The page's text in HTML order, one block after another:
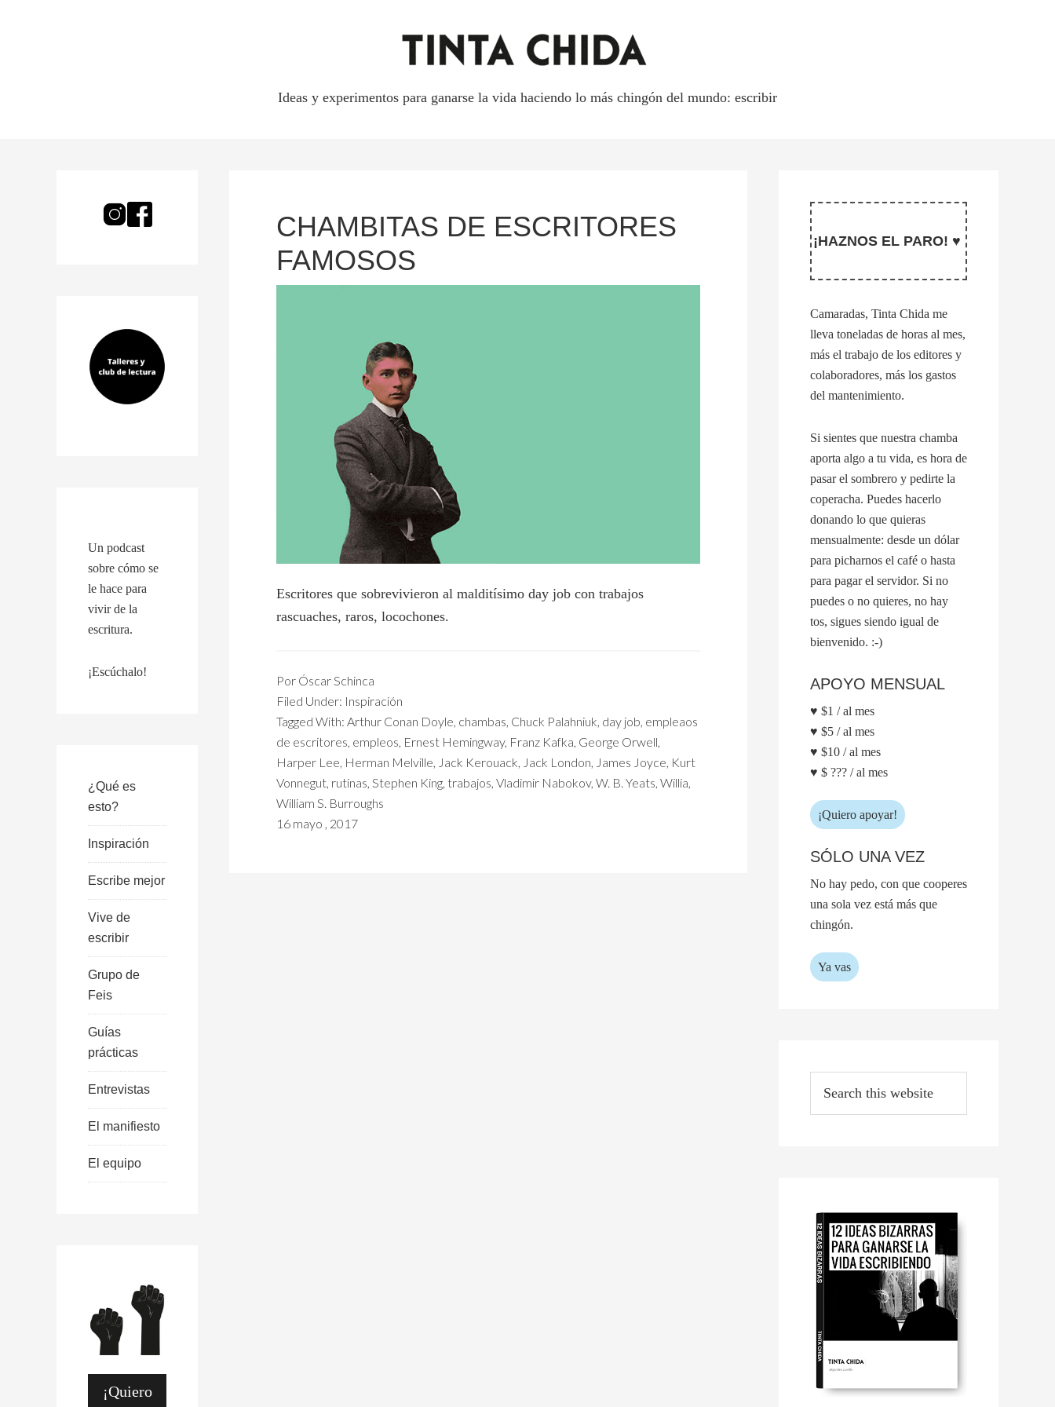
Ideas y experimentos para ganarse la vida haciendo lo más chingón del mundo: escribir
CHAMBITAS DE ESCRITORES
FAMOSOS
Escritores que sobrevivieron al malditísimo day job con trabajos
rascuaches, raros, locochones.
Por Óscar Schinca
Filed Under: Inspiración
Tagged With: Arthur Conan Doyle chambas Chuck Palahniuk day job empleaos
de escritores empleos Ernest Hemingway, Franz Kafka George Orwell
Harper Lee Herman Melville Jack Kerouack Jack London James Joyce Kurt
Vonnegut rutinas Stephen King trabajos Vladimir Nabokov, W. B. Yeats Willia
William S. Burroughs
16 mayo , 2017
¡HAZNOS EL PARO! ♥
Camaradas, Tinta Chida me
lleva toneladas de horas al mes,
más el trabajo de los editores y
colaboradores, más los gastos
del mantenimiento.
Si sientes que nuestra chamba
aporta algo a tu vida, es hora de
pasar el sombrero y pedirte la
coperacha. Puedes hacerlo
donando lo que quieras
mensualmente: desde un dólar
para picharnos el café o hasta
para pagar el servidor. Si no
puedes o no quieres, no hay
tos, sigues siendo igual de
bienvenido. :-)
APOYO MENSUAL
♥ $1 / al mes
♥ $5 / al mes
♥ $10 / al mes
♥ $ ??? / al mes
¡Quiero apoyar!
SÓLO UNA VEZ
No hay pedo, con que cooperes
una sola vez está más que
chingón.
Ya vas
Un podcast
sobre cómo se
le hace para
vivir de la
escritura.
¡Escúchalo!
¿Qué es
esto?
Inspiración
Escribe mejor
Vive de
escribir
Grupo de
Feis
Guías
prácticas
Entrevistas
El manifiesto
El equipo
¡Quiero